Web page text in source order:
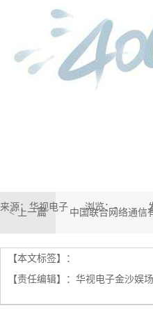
来源：华视电子 浏览：-
< 上一篇 中国联合网络通信
【本文标签】：
【责任编辑】： 华视电子金沙娱